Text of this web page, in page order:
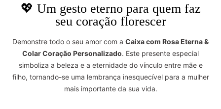
💖 Um gesto eterno para quem faz
seu coração florescer
Demonstre todo o seu amor com a Caixa com Rosa Eterna &
Colar Coração Personalizado. Este presente especial
simboliza a beleza e a eternidade do vínculo entre mãe e
filho, tornando-se uma lembrança inesquecível para a mulher
mais importante da sua vida.